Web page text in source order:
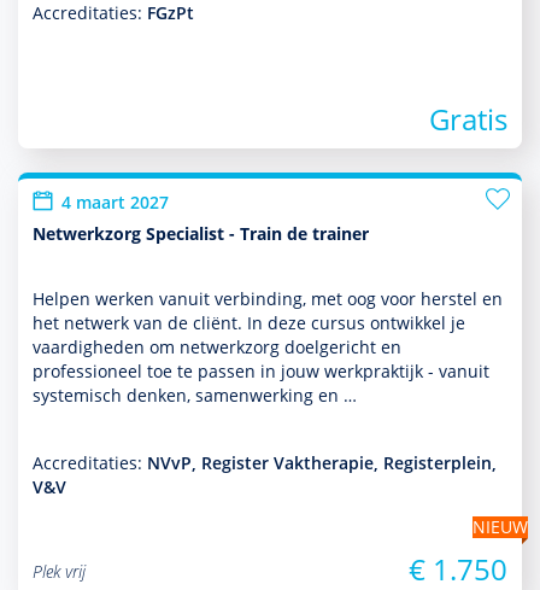
Accreditaties: FGzPt
Gratis
4 maart 2027
Netwerkzorg Specialist - Train de trainer
Helpen werken vanuit verbinding, met oog voor herstel en
het netwerk van de cliënt. In deze cursus ontwik­kel je
vaar­dig­heden om netwerkzorg doelgericht en
professioneel toe te passen in jouw werkprak­tijk - vanuit
systemisch denken, samen­wer­king en …
Accreditaties: NVvP, Register Vaktherapie, Registerplein,
V&V
NIEUW
Plek vrij
€ 1.750